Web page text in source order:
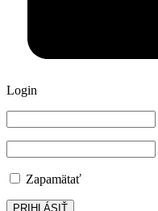
Login
Zapamätať
PRIHLÁSIŤ